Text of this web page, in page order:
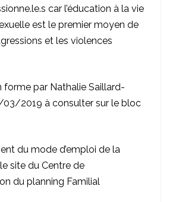
car l’éducation à la vie
est le premier moyen de
et les violences
forme par Nathalie Saillard-
03/2019 à consulter sur le bloc
du mode d’emploi de la
site du Centre de
du planning Familial